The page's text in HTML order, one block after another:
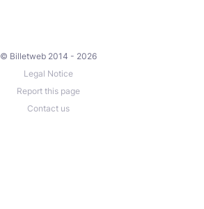
© Billetweb 2014 - 2026
Legal Notice
Report this page
Contact us